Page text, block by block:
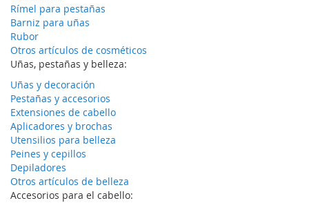
Rímel para pestañas
Barniz para uñas
Rubor
Otros artículos de cosméticos
Uñas, pestañas y belleza:
Uñas y decoración
Pestañas y accesorios
Extensiones de cabello
Aplicadores y brochas
Utensilios para belleza
Peines y cepillos
Depiladores
Otros artículos de belleza
Accesorios para el cabello: